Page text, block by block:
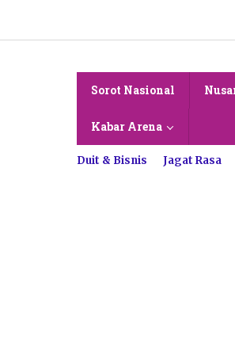
konten
Sorot Nasional
Kabar Arena
Duit & Bisnis Jagat Rasa